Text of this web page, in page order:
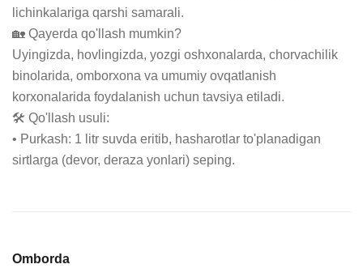
lichinkalariga qarshi samarali.
🏡 Qayerda qo'llash mumkin?
Uyingizda, hovlingizda, yozgi oshxonalarda, chorvachilik
binolarida, omborxona va umumiy ovqatlanish
korxonalarida foydalanish uchun tavsiya etiladi.
🛠 Qo'llash usuli:
• Purkash: 1 litr suvda eritib, hasharotlar to'planadigan
sirtlarga (devor, deraza yonlari) seping.
Omborda